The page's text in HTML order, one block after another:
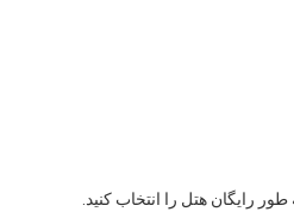
رایگان هتل را انتخاب کنید.